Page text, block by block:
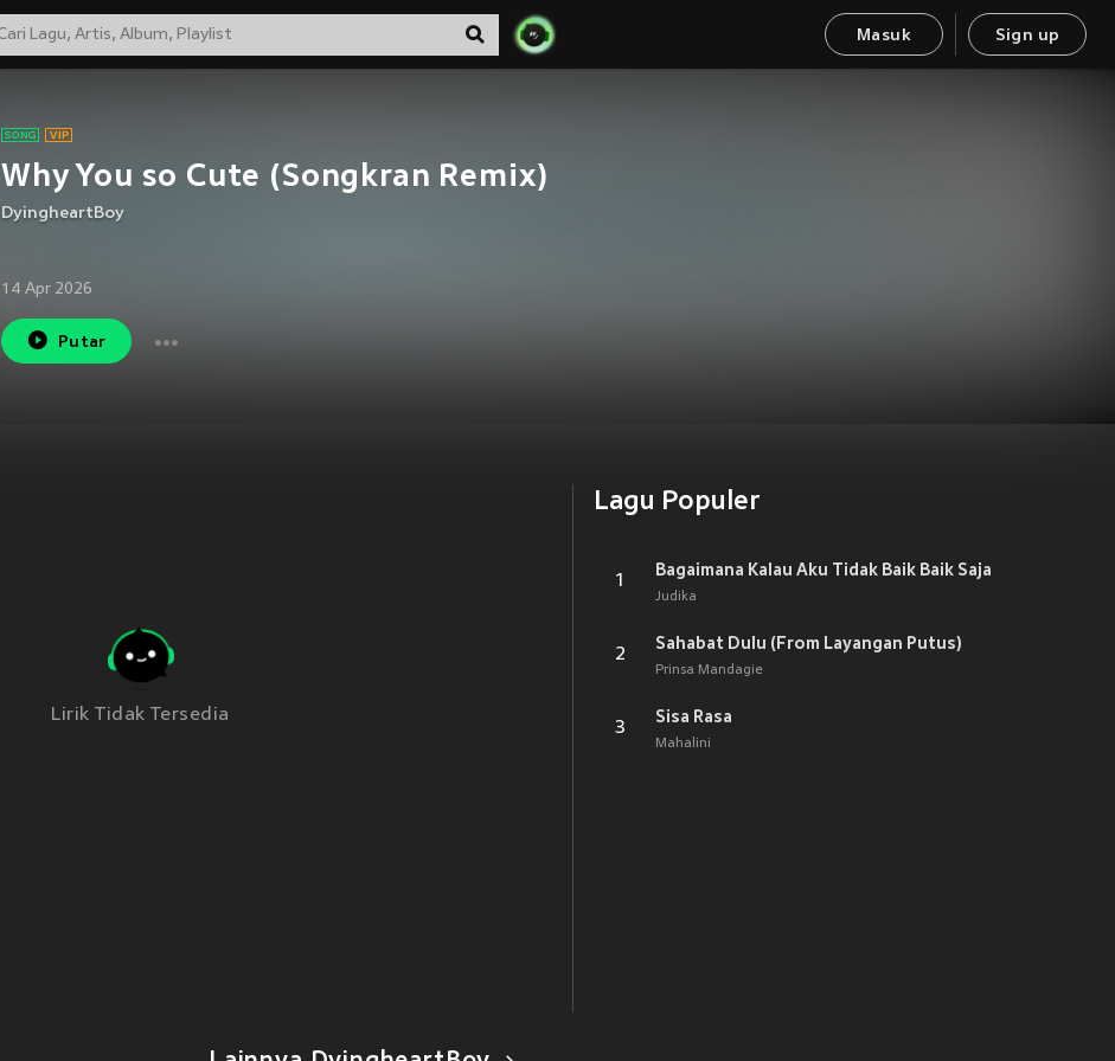
Masuk Sign up
Why You so Cute (Songkran Remix)
DyingheartBoy
14 Apr 2026
Putar
Lirik Tidak Tersedia
Lagu Populer
1
Bagaimana Kalau Aku Tidak Baik Baik Saja
Judika
2
Sahabat Dulu (From Layangan Putus)
Prinsa Mandagie
3
Sisa Rasa
Mahalini